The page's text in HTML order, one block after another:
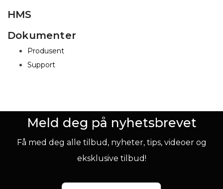
HMS
Dokumenter
Produsent
Support
Meld deg på nyhetsbrevet
Få med deg alle tilbud, nyheter, tips, videoer og
eksklusive tilbud!